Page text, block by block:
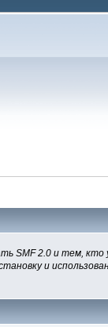
SMF 2.0 и тем,
и